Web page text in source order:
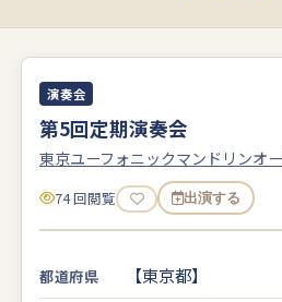
演奏会
第5回定期演奏会
東京ユーフォニックマンドリンオ
74 回閲覧 出演する
都道府県 【東京都】